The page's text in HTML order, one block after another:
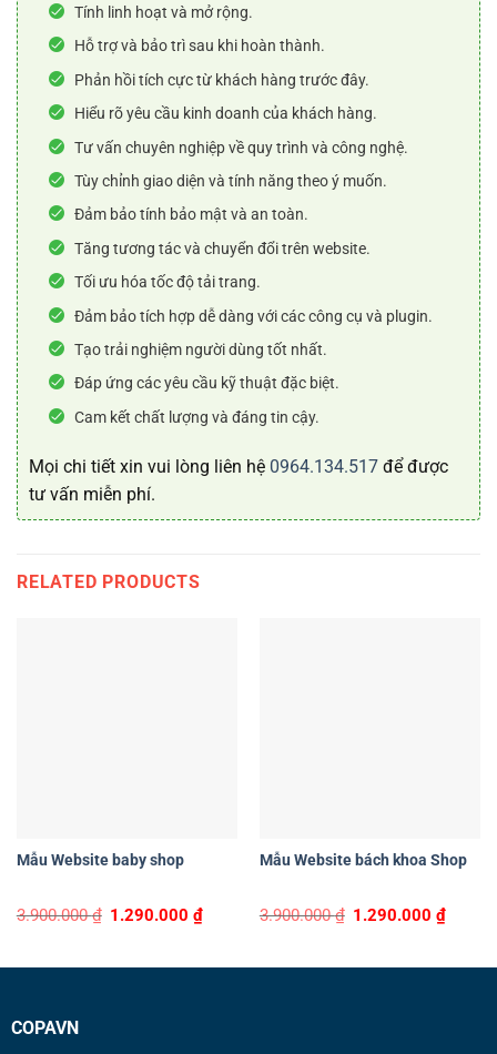
Tính linh hoạt và mở rộng.
Hỗ trợ và bảo trì sau khi hoàn thành.
Phản hồi tích cực từ khách hàng trước đây.
Hiểu rõ yêu cầu kinh doanh của khách hàng.
Tư vấn chuyên nghiệp về quy trình và công nghệ.
Tùy chỉnh giao diện và tính năng theo ý muốn.
Đảm bảo tính bảo mật và an toàn.
Tăng tương tác và chuyển đổi trên website.
Tối ưu hóa tốc độ tải trang.
Đảm bảo tích hợp dễ dàng với các công cụ và plugin.
Tạo trải nghiệm người dùng tốt nhất.
Đáp ứng các yêu cầu kỹ thuật đặc biệt.
Cam kết chất lượng và đáng tin cậy.
Mọi chi tiết xin vui lòng liên hệ 0964.134.517 để được
tư vấn miễn phí.
RELATED PRODUCTS
Mẫu Website baby shop
3.900.000₫ Original
1.290.000₫Current
Mẫu Website bách khoa Shop
3.900.000₫ Original
1.290.000₫Current
COPAVN